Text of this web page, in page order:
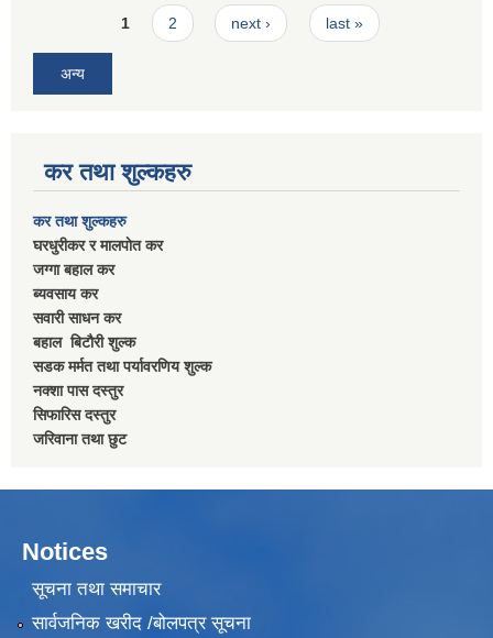
Pages1 2 next › last »
अन्य
कर तथा शुल्कहरु
कर तथा शुल्कहरु
घरधुरीकर र मालपाेत कर
जग्गा बहाल कर
ब्यवसाय कर
सवारी साधन कर
बहाल बिटाैरी शुल्क
सडक मर्मत तथा पर्यावरणिय शुल्क
नक्शा पास दस्तुर
सिफारिस दस्तुर
जरिवाना तथा छुट
Notices
सूचना तथा समाचार
सार्वजनिक खरीद /बोलपत्र सूचना